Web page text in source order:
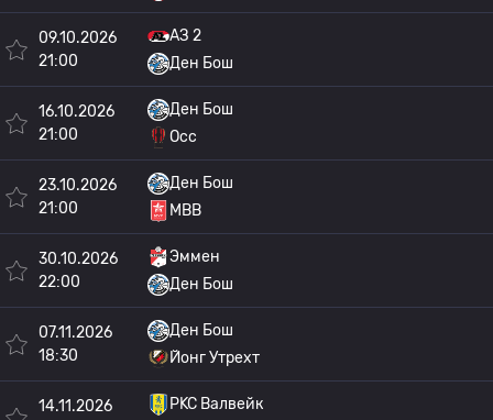
09.10.2026
21:00
АЗ 2
Ден Бош
16.10.2026
21:00
Ден Бош
Осс
23.10.2026
21:00
Ден Бош
МВВ
30.10.2026
22:00
Эммен
Ден Бош
07.11.2026
18:30
Ден Бош
Йонг Утрехт
14.11.2026 РKC Валвейк